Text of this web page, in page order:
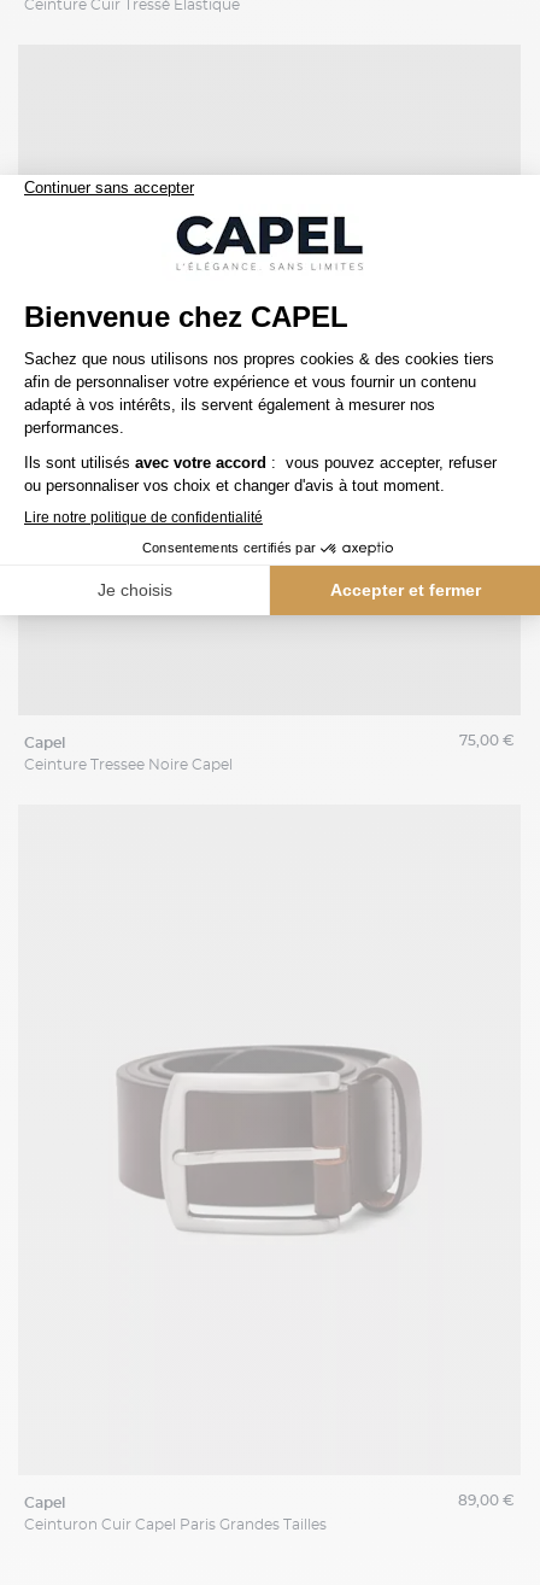
Ceinture Cuir Tressé Elastique
capel
Ceinture Tressee Noire Capel
75,00 €
capel
Ceinturon Cuir Capel Paris Grandes Tailles
89,00 €